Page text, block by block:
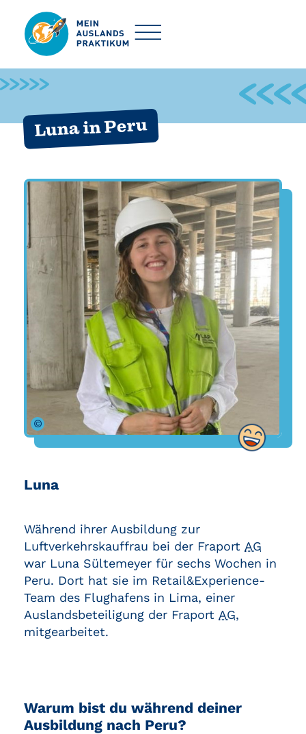
Luna in Peru
©
Luna
Während ihrer Ausbildung zur
Luftverkehrskauffrau bei der Fraport AG
war Luna Sültemeyer für sechs Wochen in
Peru. Dort hat sie im Retail&Experience-
Team des Flughafens in Lima, einer
Auslandsbeteiligung der Fraport AG,
mitgearbeitet.
Warum bist du während deiner
Ausbildung nach Peru?